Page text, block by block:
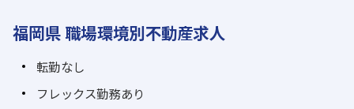
福岡県 職場環境別不動産求人
転勤なし
フレックス勤務あり